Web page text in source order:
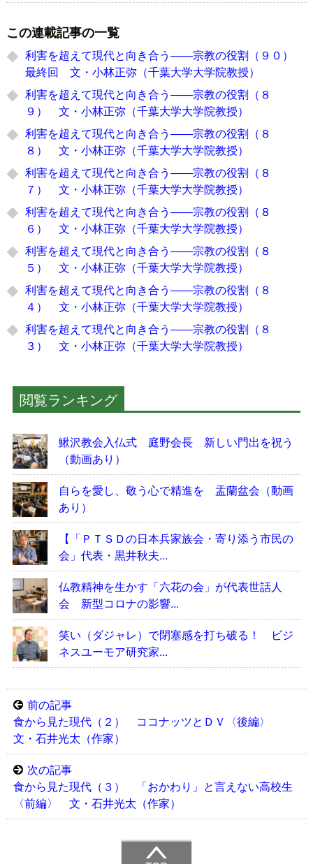
この連載記事の一覧
利害を超えて現代と向き合う――宗教の役割（９０）
最終回 文・小林正弥（千葉大学大学院教授）
利害を超えて現代と向き合う――宗教の役割（８
９） 文・小林正弥（千葉大学大学院教授）
利害を超えて現代と向き合う――宗教の役割（８
８） 文・小林正弥（千葉大学大学院教授）
利害を超えて現代と向き合う――宗教の役割（８
７） 文・小林正弥（千葉大学大学院教授）
利害を超えて現代と向き合う――宗教の役割（８
６） 文・小林正弥（千葉大学大学院教授）
利害を超えて現代と向き合う――宗教の役割（８
５） 文・小林正弥（千葉大学大学院教授）
利害を超えて現代と向き合う――宗教の役割（８
４） 文・小林正弥（千葉大学大学院教授）
利害を超えて現代と向き合う――宗教の役割（８
３） 文・小林正弥（千葉大学大学院教授）
閲覧ランキング
鰍沢教会入仏式 庭野会長 新しい門出を祝う
（動画あり）
自らを愛し、敬う心で精進を 盂蘭盆会（動画
あり）
【「ＰＴＳＤの日本兵家族会・寄り添う市民の
会」代表・黒井秋夫...
仏教精神を生かす「六花の会」が代表世話人
会 新型コロナの影響...
笑い（ダジャレ）で閉塞感を打ち破る！ ビジ
ネスユーモア研究家...
前の記事
食から見た現代（２） ココナッツとＤＶ〈後編〉
文・石井光太（作家）
次の記事
食から見た現代（３） 「おかわり」と言えない高校生
〈前編〉 文・石井光太（作家）